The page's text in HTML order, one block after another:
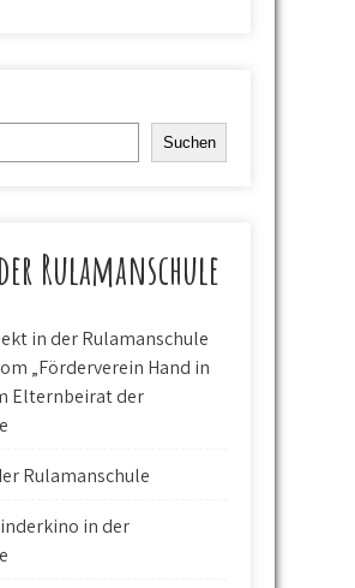
Suchen
Rulamanschule
in der Rulamanschule
„Förderverein Hand in
Elternbeirat der
Rulamanschule
in der